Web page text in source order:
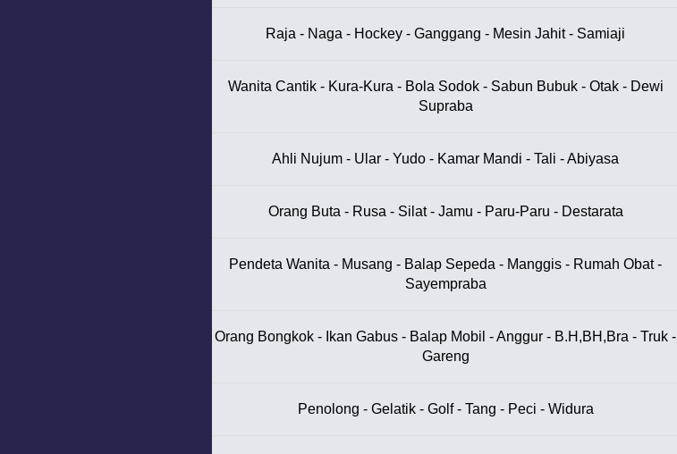
Raja - Naga - Hockey - Ganggang - Mesin Jahit - Samiaji
Wanita Cantik - Kura-Kura - Bola Sodok - Sabun Bubuk - Otak - Dewi
Supraba
Ahli Nujum - Ular - Yudo - Kamar Mandi - Tali - Abiyasa
Orang Buta - Rusa - Silat - Jamu - Paru-Paru - Destarata
Pendeta Wanita - Musang - Balap Sepeda - Manggis - Rumah Obat -
Sayempraba
Orang Bongkok - Ikan Gabus - Balap Mobil - Anggur - B.H,BH,Bra - Truk -
Gareng
Penolong - Gelatik - Golf - Tang - Peci - Widura